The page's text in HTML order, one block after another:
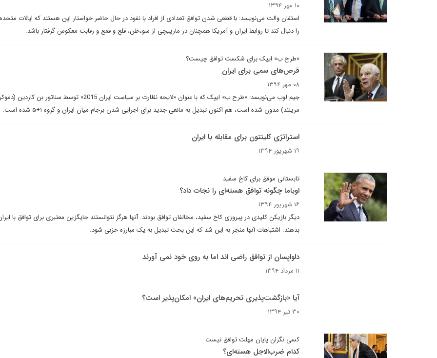
۱۰ مهر ۱۳۹۴
استفان والت می‌نویسد: با قطعی شدن توافق تعدادی از افراد با نفوذ در حال حاضر خواستار این هستند که ایالات
را دنبال کند تا روابط ایران و آمریکا همچنان در مارپیچی از سوءظن، قلع و قمع و رقابت معکوس گرفتار باشد.
«طرح ب» ایپک برای شکست توافق چیست؟
قرص‌های سمی برای ایران
۰۸ مهر ۱۳۹۴
جیم لوب می‌نویسد: «طرح ب» ایپک که با عنوان «لایحه نظارت بر سیاست ایران 2015» توسط سناتور بن
مریلند) مدون شده است، هم اکنون تبدیل به مانعی جدید برای اجرایی شدن برجام میان ایران و گروه ۱+۵ شده است.
استراتژی کلینتون برای مقابله با ایران
۱۹ شهریور ۱۳۹۴
تابستانی موفق برای کاخ سفید
اوباما چگونه توافق هسته‌ای را نجات داد؟
۱۶ شهریور ۱۳۹۴
دیگر بازیکن کلیدی در پیروزی کاخ سفید، مخالفان توافق بودند. آنها هرگز نتوانستند جایگزین معتبری برای توافق با
بدهند. اشتباهات آنها منجر به این شد که این بحث تبدیل به یک مبارزه حزبی شود.
دلواپسان از توافق راضی اند اما به روی خود نمی آورند
۱۱ مرداد ۱۳۹۴
آیا «بازگشت‌پذیری تحریم‌های ایران» امکان‌پذیر است؟
۳۰ تیر ۱۳۹۴
کسی نگران پایان مهلت توافق نیست
کدام ضرب‌الاجل هسته‌ای؟